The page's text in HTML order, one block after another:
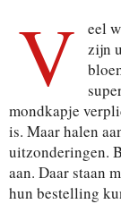
V
eel
zijn
mondkapje
is. Maar halen
uitzonderingen.
aan. Daar staan
hun bestelling